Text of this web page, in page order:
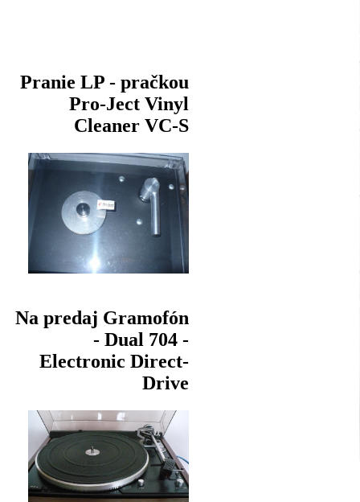
Pranie LP - pračkou
Pro-Ject Vinyl
Cleaner VC-S
Na predaj Gramofón
- Dual 704 -
Electronic Direct-
Drive